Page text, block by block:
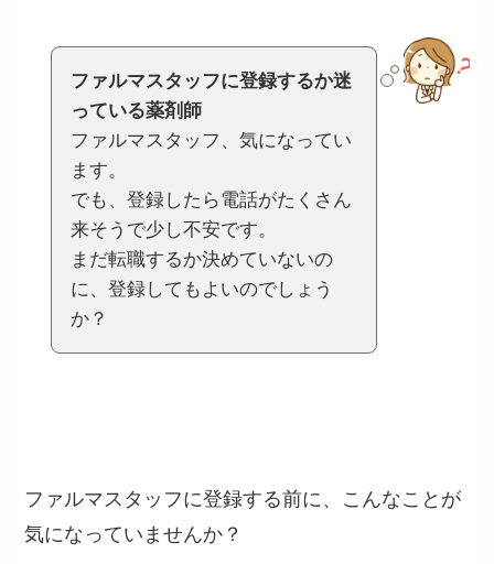
ファルマスタッフに登録するか迷
っている薬剤師
ファルマスタッフ、気になってい
ます。
でも、登録したら電話がたくさん
来そうで少し不安です。
まだ転職するか決めていないの
に、登録してもよいのでしょう
か？
ファルマスタッフに登録する前に、こんなことが
気になっていませんか？